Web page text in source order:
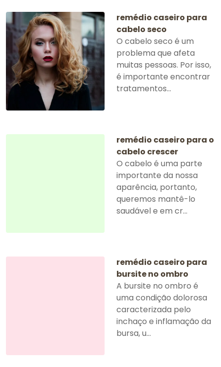
remédio caseiro para
cabelo seco
O cabelo seco é um
problema que afeta
muitas pessoas. Por isso,
é importante encontrar
tratamentos...
remédio caseiro para o
cabelo crescer
O cabelo é uma parte
importante da nossa
aparência, portanto,
queremos mantê-lo
saudável e em cr...
remédio caseiro para
bursite no ombro
A bursite no ombro é
uma condição dolorosa
caracterizada pelo
inchaço e inflamação da
bursa, u...